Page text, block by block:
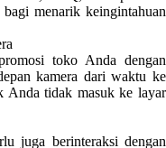
menarik keingintahuan
toko Anda dengan
kamera dari waktu ke
Anda tidak masuk ke layar
juga berinteraksi dengan